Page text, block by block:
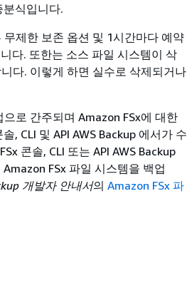
분식입니다.
제한 보존 옵션 및 1시간마다 예약
다. 또한는 소스 파일 시스템이 삭
다. 이렇게 하면 실수로 삭제되거나
로 간주되며 Amazon FSx에 대한
, CLI 및 API AWS Backup 에서가 수
콘솔, CLI 또는 API AWS Backup
FSx 파일 시스템을 백업
개발자 안내서의 Amazon FSx 파